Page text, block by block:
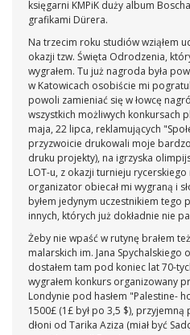
księgarni KMPiK duży album
grafikami Dürera.
Na trzecim roku studiów wziąłem
okazji tzw. Święta Odrodzenia,
wygrałem. Tu już nagroda była
w Katowicach osobiście mi
powoli zamieniać się w łowcę
wszystkich możliwych konkursach
maja, 22 lipca, reklamujących
przyzwoicie drukowali moje
druku projekty), na igrzyska
LOT-u, z okazji turnieju
organizator obiecał mi wygraną i
byłem jedynym uczestnikiem tego
innych, których już dokładnie nie
Żeby nie wpaść w rutynę brałem
malarskich im. Jana Spychalskiego
dostałem tam pod koniec lat 70-
wygrałem konkurs organizowany
Londynie pod hasłem "Palestine-
1500£ (1£ był po 3,5 $),
dłoni od Tarika Aziza (miał być